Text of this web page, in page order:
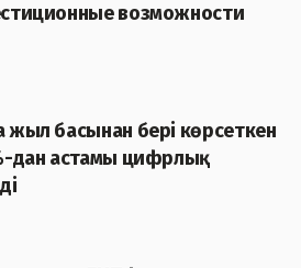
возможности
басынан бері көрсеткен
дан астамы цифрлық